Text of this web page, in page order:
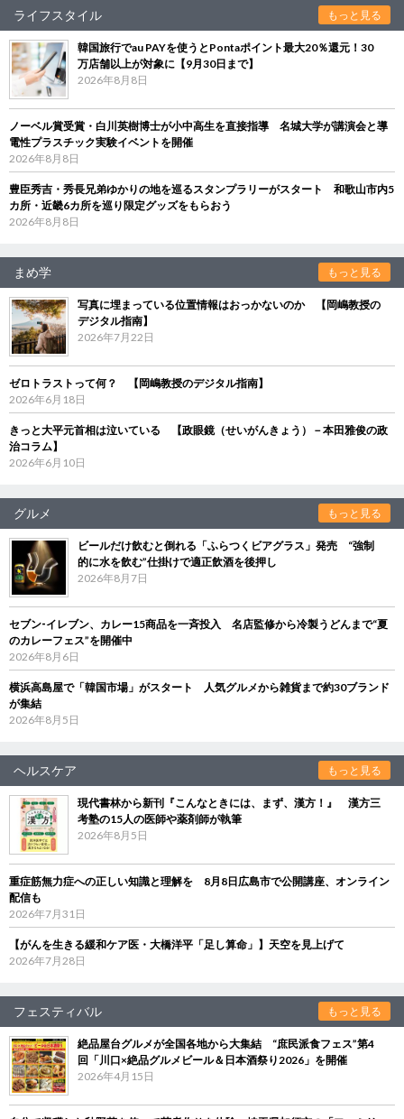
ライフスタイル もっと見る
韓国旅行でau PAYを使うとPontaポイント最大20％還元！30
万店舗以上が対象に【9月30日まで】
2026年8月8日
ノーベル賞受賞・白川英樹博士が小中高生を直接指導 名城大学が講演会と導
電性プラスチック実験イベントを開催
2026年8月8日
豊臣秀吉・秀長兄弟ゆかりの地を巡るスタンプラリーがスタート 和歌山市内5
カ所・近畿6カ所を巡り限定グッズをもらおう
2026年8月8日
まめ学 もっと見る
写真に埋まっている位置情報はおっかないのか 【岡嶋教授の
デジタル指南】
2026年7月22日
ゼロトラストって何？ 【岡嶋教授のデジタル指南】
2026年6月18日
きっと大平元首相は泣いている 【政眼鏡（せいがんきょう）－本田雅俊の政
治コラム】
2026年6月10日
グルメ もっと見る
ビールだけ飲むと倒れる「ふらつくビアグラス」発売 “強制
的に水を飲む”仕掛けで適正飲酒を後押し
2026年8月7日
セブン‐イレブン、カレー15商品を一斉投入 名店監修から冷製うどんまで“夏
のカレーフェス”を開催中
2026年8月6日
横浜高島屋で「韓国市場」がスタート 人気グルメから雑貨まで約30ブランド
が集結
2026年8月5日
ヘルスケア もっと見る
現代書林から新刊『こんなときには、まず、漢方！』 漢方三
考塾の15人の医師や薬剤師が執筆
2026年8月5日
重症筋無力症への正しい知識と理解を 8月8日広島市で公開講座、オンライン
配信も
2026年7月31日
【がんを生きる緩和ケア医・大橋洋平「足し算命」】天空を見上げて
2026年7月28日
フェスティバル もっと見る
絶品屋台グルメが全国各地から大集結 “庶民派食フェス”第4
回「川口×絶品グルメビール＆日本酒祭り2026」を開催
2026年4月15日